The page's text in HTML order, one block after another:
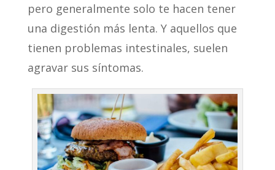
pero generalmente solo te hacen tener
una digestión más lenta. Y aquellos que
tienen problemas intestinales, suelen
agravar sus síntomas.